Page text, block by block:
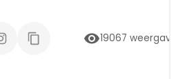
19067